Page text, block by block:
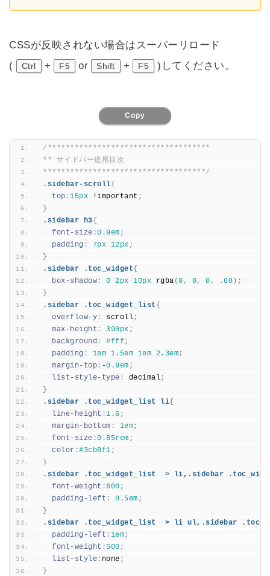
CSSが反映されない場合はスーパーリロード
(
Ctrl + F5 or Shift + F5 )してください。
Copy
/************************************
** サイドバー追尾目次
************************************/
.sidebar-scroll{
top :15px !important ;
}
.sidebar h3{
font-size :0.9em ;
padding : 7px 12px ;
}
.sidebar .toc_widget{
box-shadow : 0 2px 10px rgba (0 , 0, 0 , .08) ;
}
.sidebar .toc_widget_list {
overflow-y : scroll;
max-height : 390px ;
background : #fff;
padding : 1em 1. 5em 1em 2. 3em;
margin-top : -0.9em ;
list-style-type : decimal;
}
.sidebar .toc_widget_list li{
line-height :1. 6 ;
margin-bottom : 1em;
font-size :0.85rem ;
color :#3cb8f1 ;
}
.sidebar .toc_widget_list  > li,.sidebar
font-weight : 600 ;
padding-left : 0. 5em ;
}
.sidebar .toc_widget_list  > li ul,.sidebar
padding-left : 1em;
font-weight : 500 ;
list-style : none ;
}